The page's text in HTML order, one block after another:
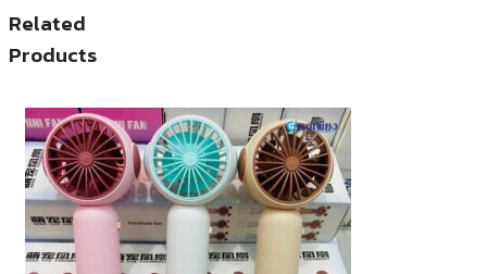
Related
Products